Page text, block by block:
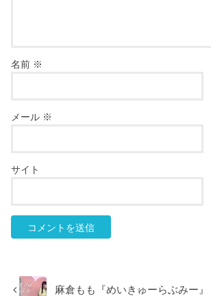
名前 ※
メール ※
サイト
麻倉もも『めいきゅーらぶみー